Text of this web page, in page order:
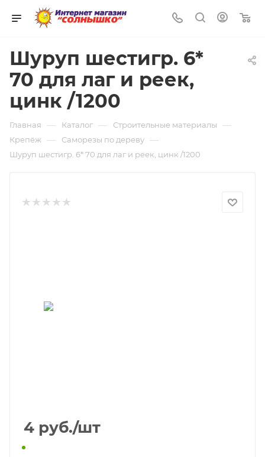
Шуруп шестигр. 6*
70 для лаг и реек,
цинк /1200
Главная — Каталог — Строительные материалы —
Крепёж — Саморезы по дереву —
Шуруп шестигр. 6* 70 для лаг и реек, цинк /1200
4 руб./шт